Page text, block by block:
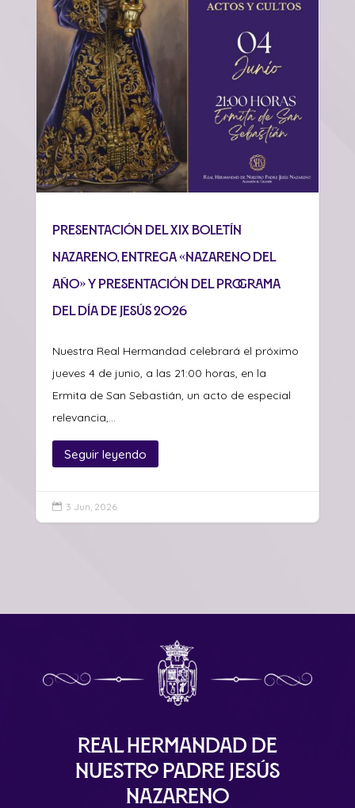
Presentación del XIX Boletín
Nazareno, entrega «Nazareno del
Año» y presentación del programa
del Día de Jesús 2026
Nuestra Real Hermandad celebrará el próximo
jueves 4 de junio, a las 21:00 horas, en la
Ermita de San Sebastián, un acto de especial
relevancia,...
Seguir leyendo
 3 Jun, 2026
Real Hermandad de
Nuestro Padre Jesús
Nazareno